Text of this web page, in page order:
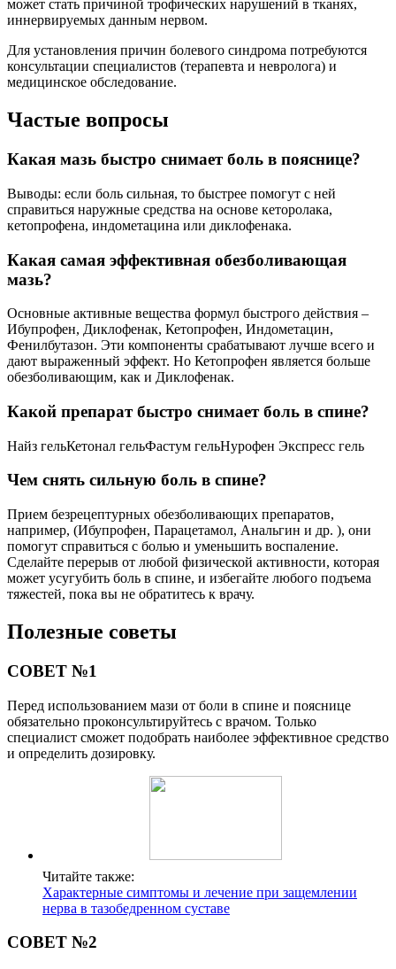
может стать причиной трофических нарушений в тканях,
иннервируемых данным нервом.
Для установления причин болевого синдрома потребуются
консультации специалистов (терапевта и невролога) и
медицинское обследование.
Частые вопросы
Какая мазь быстро снимает боль в пояснице?
Выводы: если боль сильная, то быстрее помогут с ней
справиться наружные средства на основе кеторолака,
кетопрофена, индометацина или диклофенака.
Какая самая эффективная обезболивающая
мазь?
Основные активные вещества формул быстрого действия –
Ибупрофен, Диклофенак, Кетопрофен, Индометацин,
Фенилбутазон. Эти компоненты срабатывают лучше всего и
дают выраженный эффект. Но Кетопрофен является больше
обезболивающим, как и Диклофенак.
Какой препарат быстро снимает боль в спине?
Найз гельКетонал гельФастум гельНурофен Экспресс гель
Чем снять сильную боль в спине?
Прием безрецептурных обезболивающих препаратов,
например, (Ибупрофен, Парацетамол, Анальгин и др. ), они
помогут справиться с болью и уменьшить воспаление.
Сделайте перерыв от любой физической активности, которая
может усугубить боль в спине, и избегайте любого подъема
тяжестей, пока вы не обратитесь к врачу.
Полезные советы
СОВЕТ №1
Перед использованием мази от боли в спине и пояснице
обязательно проконсультируйтесь с врачом. Только
специалист сможет подобрать наиболее эффективное средство
и определить дозировку.
Читайте также:
Характерные симптомы и лечение при защемлении
нерва в тазобедренном суставе
СОВЕТ №2